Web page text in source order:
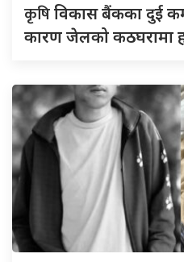
कृषिविकास बैंकका दुई
कारण जेलको कठघरामा